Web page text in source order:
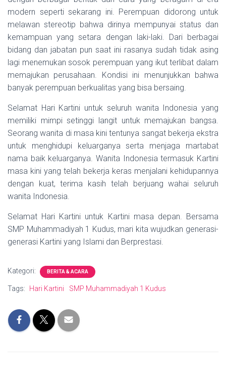
modern seperti sekarang ini. Perempuan didorong untuk
melawan stereotip bahwa dirinya mempunyai status dan
kemampuan yang setara dengan laki-laki. Dari berbagai
bidang dan jabatan pun saat ini rasanya sudah tidak asing
lagi menemukan sosok perempuan yang ikut terlibat dalam
memajukan perusahaan. Kondisi ini menunjukkan bahwa
banyak perempuan berkualitas yang bisa bersaing.
Selamat Hari Kartini untuk seluruh wanita Indonesia yang
memiliki mimpi setinggi langit untuk memajukan bangsa.
Seorang wanita di masa kini tentunya sangat bekerja ekstra
untuk menghidupi keluarganya serta menjaga martabat
nama baik keluarganya. Wanita Indonesia termasuk Kartini
masa kini yang telah bekerja keras menjalani kehidupannya
dengan kuat, terima kasih telah berjuang wahai seluruh
wanita Indonesia.
Selamat Hari Kartini untuk Kartini masa depan. Bersama
SMP Muhammadiyah 1 Kudus, mari kita wujudkan generasi-
generasi Kartini yang Islami dan Berprestasi.
Kategori: BERITA & ACARA
Tags: Hari Kartini SMP Muhammadiyah 1 Kudus